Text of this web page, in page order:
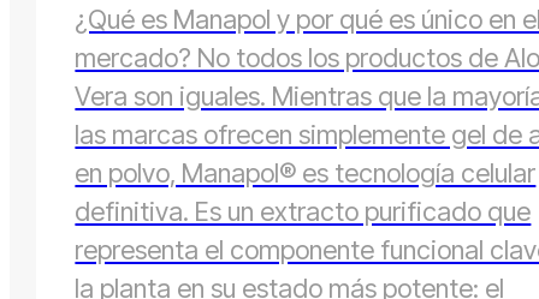
¿Qué es Manapol y por qué es único en
mercado? No todos los productos de
Vera son iguales. Mientras que la
las marcas ofrecen simplemente gel de
en polvo, Manapol® es tecnología celular
definitiva. Es un extracto purificado que
representa el componente funcional
la planta en su estado más potente: el